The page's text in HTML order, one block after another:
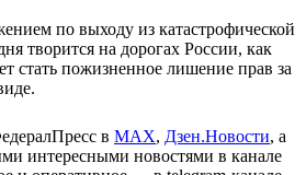
по выходу из катастрофической
творится на дорогах России, как
стать пожизненное лишение прав за
в МАХ, Дзен.Новости, а
интересными новостями в канале